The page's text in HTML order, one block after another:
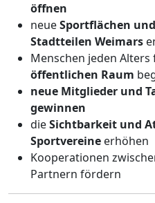
öffnen
neueSportflächen
Stadtteilen Weimars
Menschen jeden Alters
öffentlichen Raum
neue Mitglieder und
gewinnen
dieSichtbarkeit und
Sportvereine erhöhen
Kooperationen
Partnern fördern